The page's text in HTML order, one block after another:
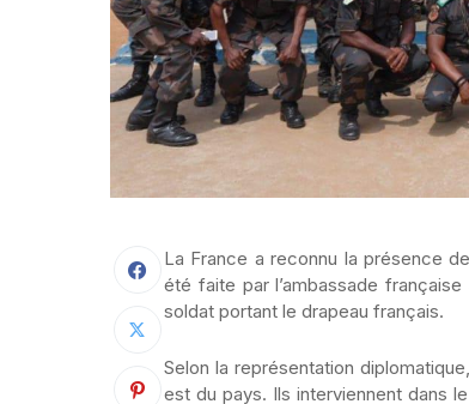
La France a reconnu la présence
été faite par l’ambassade
soldat portant le drapeau français.
Selon la représentation
est du pays. Ils interviennent dans